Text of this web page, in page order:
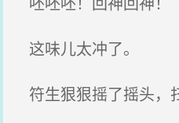
这味儿太冲了。
符生狠狠摇了摇头，